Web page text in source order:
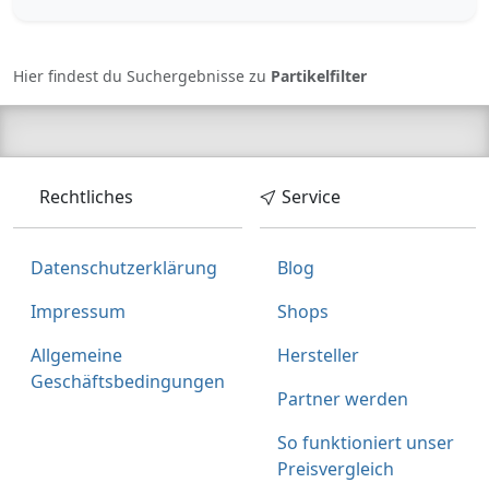
A,0005/ANB,0005/AQW,0005/ARO,000
5/ARN,0005/APZ Verfügbarkeit:
Versandkostenfrei in der ATP App ab
119€ Bestellwert im ATP Shop.
Hier findest du Suchergebnisse zu Partikelfilter
Rechtliches
Datenschutzerklärung
Impressum
Allgemeine
Geschäftsbedingungen
Service
Blog
Shops
Hersteller
Partner werden
So funktioniert unser
Preisvergleich